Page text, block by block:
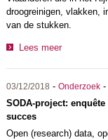
droogreinigen, vlakken,
van de stukken.
Lees meer
03/12/2018 - Onderzoek-
SODA-project:
succes
Open (research) data,